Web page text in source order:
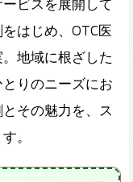
ビスを展開して
はじめ、OTC医
地域に根ざした
りのニーズにお
その魅力を、ス
。